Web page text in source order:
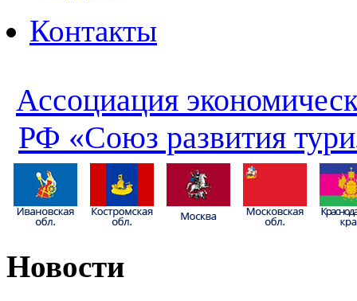
Контакты
Ассоциация
РФ «Союз развития
Новости